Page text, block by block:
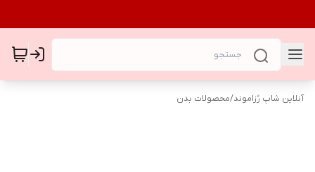
آنلاین شاپ رُزاموند/محصولات بدن